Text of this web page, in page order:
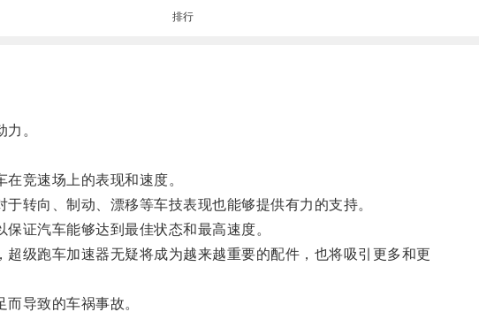
排行
。
竞速场上的表现和速度。
向、制动、漂移等车技表现也能够提供有力的支持。
证汽车能够达到最佳状态和最高速度。
级跑车加速器无疑将成为越来越重要的配件，也将吸引更多和更
导致的车祸事故。